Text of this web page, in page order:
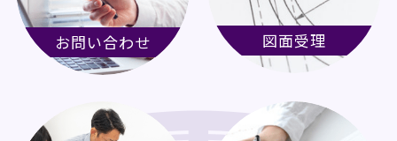
お問い合わせ 図面受理